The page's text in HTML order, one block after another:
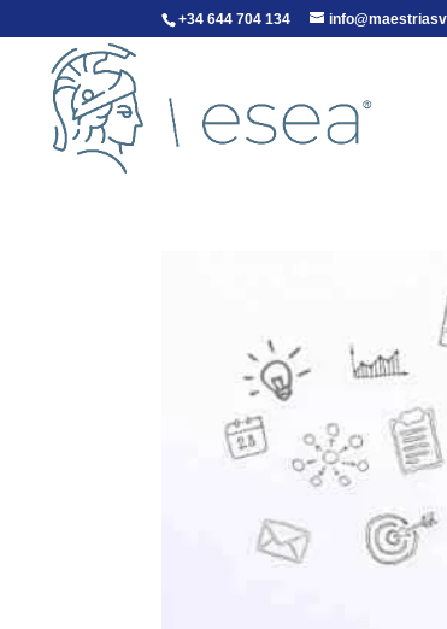
+34 644 704 134